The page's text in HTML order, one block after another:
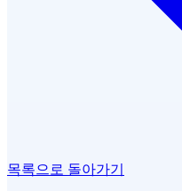
목록으로 돌아가기